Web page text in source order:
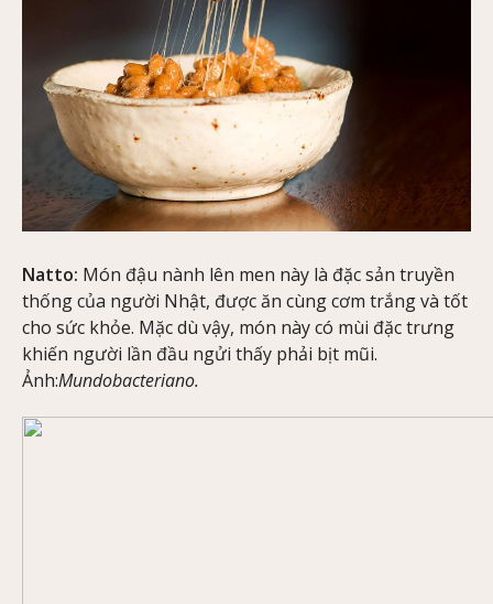
Natto: Món đậu nành lên men này là đặc sản truyền
thống của người Nhật, được ăn cùng cơm trắng và tốt
cho sức khỏe. Mặc dù vậy, món này có mùi đặc trưng
khiến người lần đầu ngửi thấy phải bịt mũi.
Ảnh:Mundobacteriano.